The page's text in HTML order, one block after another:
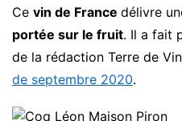
Ce vin de France délivre
portée sur le fruit. Il a fait
de la rédaction Terre de
de septembre 2020.